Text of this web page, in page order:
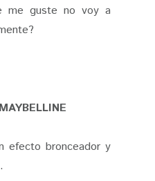
me guste no voy a
efecto bronceador y